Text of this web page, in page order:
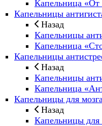
Капельница «От
Капельницы
Назад
Капельницы
Капельница
Капельницы
Назад
Капельницы
Капельница
Капельницы для
Назад
Капельницы для